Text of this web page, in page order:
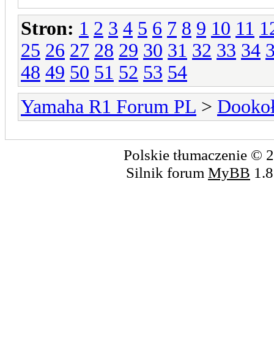
Stron: 1 2 3 4 5 6 7 8 9 10 11
25 26 27 28 29 30 31 32 33 34
48 49 50 51 52 53 54
Yamaha R1 Forum PL >
Polskie tłumaczenie ©
Silnik forum MyBB